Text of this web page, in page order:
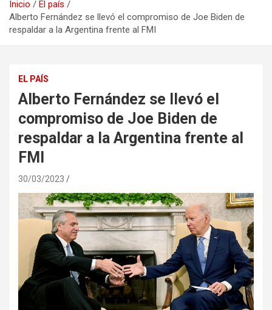
Inicio
El país
Alberto Fernández se llevó el compromiso de Joe Biden de
respaldar a la Argentina frente al FMI
EL PAÍS
Alberto Fernández se llevó el
compromiso de Joe Biden de
respaldar a la Argentina frente al
FMI
30/03/2023